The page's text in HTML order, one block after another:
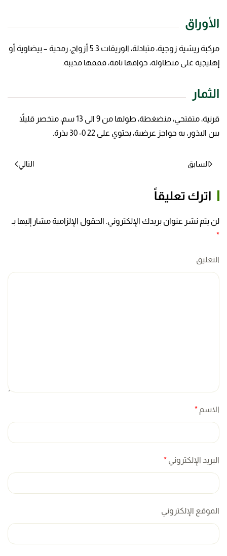
الأوراق
مركبة ريشية زوجية، متبادلة، الوريقات 3 5 أزواج، رمحية – بيضاوية أو
إهليجية غلى متطاولة، حوافها تامة، قممها مدببة.
الثمار
قرنية، متفتحي، منضغطة، طولها من 9 الى 13 سم، متخصر قليلاً
بين البذور، به حواجز عرضية، يحتوي على 22 0- 30 بذرة.
السابق التالي
اترك تعليقاً
لن يتم نشر عنوان بريدك الإلكتروني. الحقول الإلزامية مشار إليها بـ
*
التعليق
الاسم *
البريد الإلكتروني *
الموقع الإلكتروني